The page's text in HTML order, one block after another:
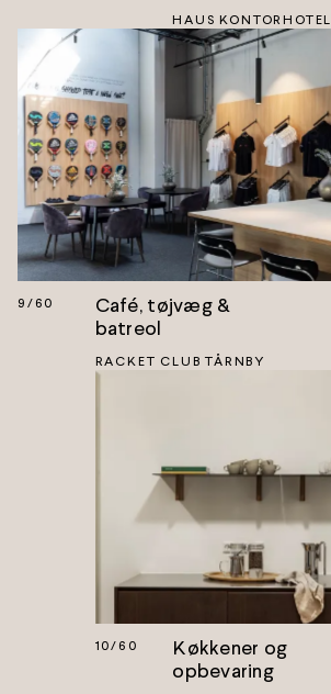
HAUS KONTORHOTEL
9 /60
Café, tøjvæg &
batreol
RACKET CLUB TÅRNBY
10/60
Køkkener og
opbevaring